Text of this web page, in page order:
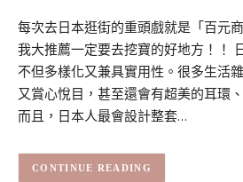
每次去日本逛街的重頭戲就是「百元
我大推薦一定要去挖寶的好地方！！
不但多樣化又兼具實用性。很多生活
又賞心悅目，甚至還會有超美的耳環
而且，日本人最會設計整套…
CONTINUE READING